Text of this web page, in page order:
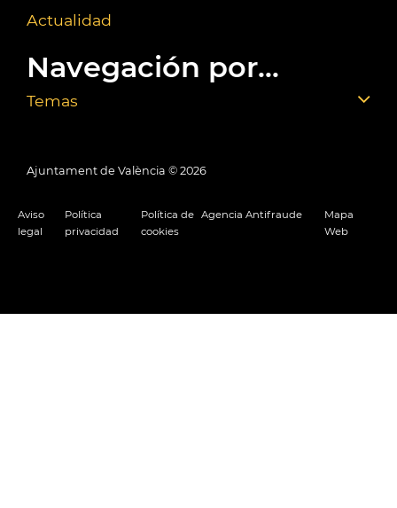
Actualidad
Navegación por...
Temas
Ajuntament de València © 2026
Aviso
legal
Política
privacidad
Política de
cookies
Agencia Antifraude
Mapa
Web